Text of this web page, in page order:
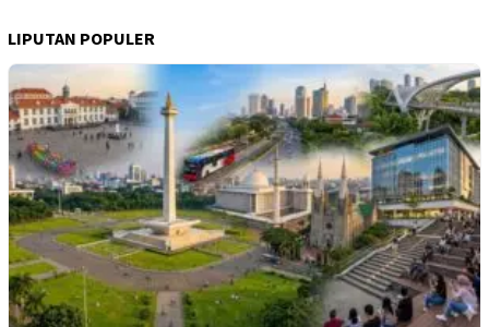
LIPUTAN POPULER